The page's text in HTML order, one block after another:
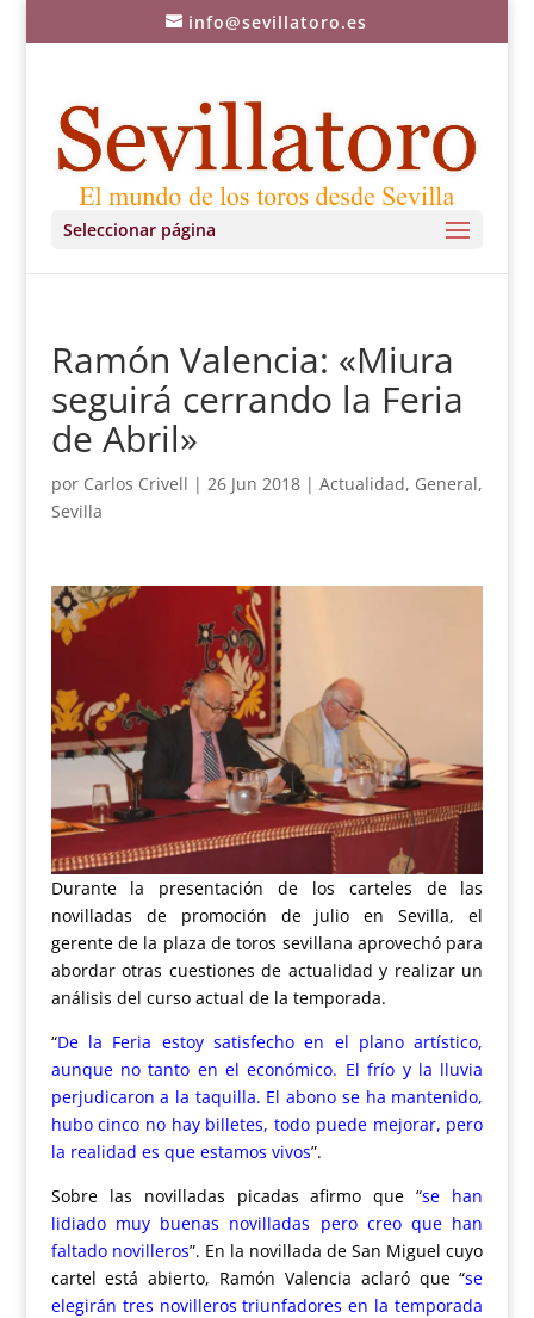
info@sevillatoro.es
Seleccionar página
Ramón Valencia: «Miura
seguirá cerrando la Feria
de Abril»
por Carlos Crivell | 26 Jun 2018| Actualidad, General,
Sevilla
Durante la presentación de los carteles de las
novilladas de promoción de julio en Sevilla, el
gerente de la plaza de toros sevillana aprovechó para
abordar otras cuestiones de actualidad y realizar un
análisis del curso actual de la temporada.
“De la Feria estoy satisfecho en el plano artístico,
aunque no tanto en el económico. El frío y la lluvia
perjudicaron a la taquilla. El abono se ha mantenido,
hubo cinco no hay billetes, todo puede mejorar, pero
la realidad es que estamos vivos”.
Sobre las novilladas picadas afirmo que “se han
lidiado muy buenas novilladas pero creo que han
faltado novilleros”. En la novillada de San Miguel cuyo
cartel está abierto, Ramón Valencia aclaró que “se
elegirán tres novilleros triunfadores en la temporada